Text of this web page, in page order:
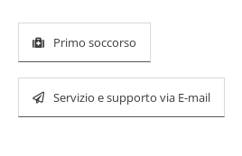
Primo soccorso
Servizio e supporto via E-mail